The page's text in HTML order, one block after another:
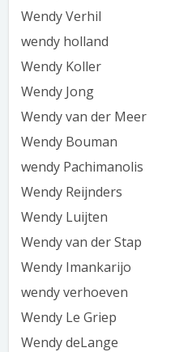
Wendy Verhil
wendy holland
Wendy Koller
Wendy Jong
Wendy van der Meer
Wendy Bouman
wendy Pachimanolis
Wendy Reijnders
Wendy Luijten
Wendy van der Stap
Wendy Imankarijo
wendy verhoeven
Wendy Le Griep
Wendy deLange